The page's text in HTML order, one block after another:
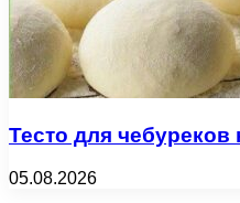
Тесто для чебуреков
05.08.2026